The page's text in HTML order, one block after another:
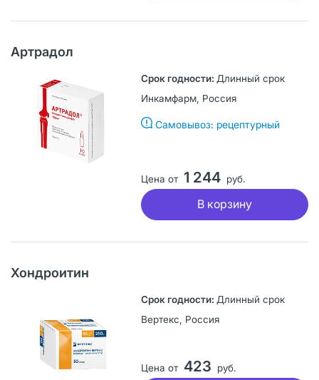
Артрадол
Длинный срок
Инкамфарм, Россия
Самовывоз: рецептурный
Цена от 1 244 руб.
В корзину
Хондроитин
Длинный срок
Вертекс, Россия
Цена от 423 руб.